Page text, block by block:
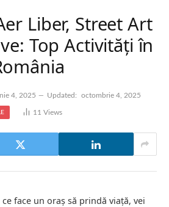
Liber, Street Art
Top Activități în
4, 2025 Updated: octombrie 4, 2025
11 Views
face un oraș să prindă viață, vei